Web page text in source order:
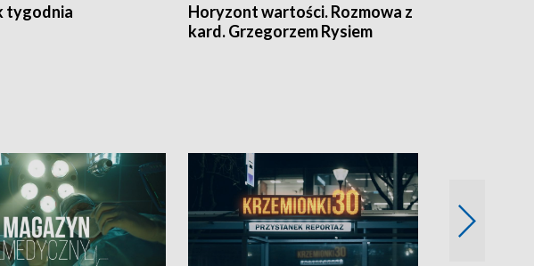
tygodnia
Horyzont wartości. Rozmowa z
kard. Grzegorzem Rysiem